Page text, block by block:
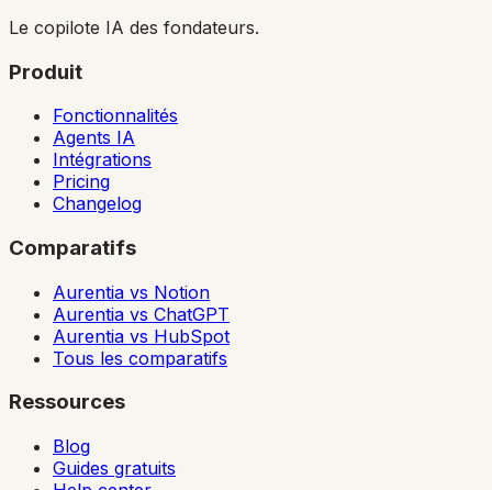
Le copilote IA des fondateurs.
Produit
Fonctionnalités
Agents IA
Intégrations
Pricing
Changelog
Comparatifs
Aurentia vs Notion
Aurentia vs ChatGPT
Aurentia vs HubSpot
Tous les comparatifs
Ressources
Blog
Guides gratuits